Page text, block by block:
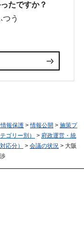
たですか？
つう
報保護 >情報公開 > 施策プ
ゴリー別） > 府政運営・統
応分） > 会議の状況 > 大阪